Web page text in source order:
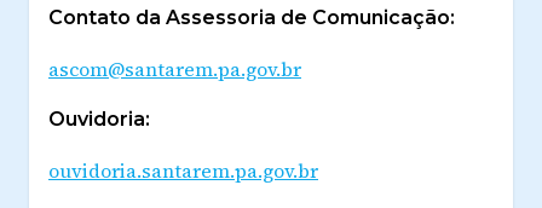
Contato da Assessoria de Comunicação:
ascom@santarem.pa.gov.br
Ouvidoria:
ouvidoria.santarem.pa.gov.br